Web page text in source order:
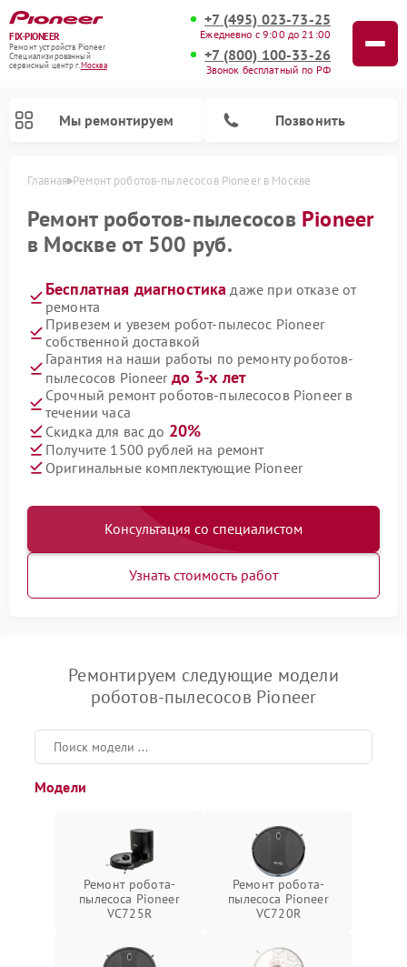
FIX-PIONEER
Ремонт устройств Pioneer
Специализированный
cервисный центр г.Москва
+7 (495) 023-73-25
Ежедневно с 9:00 до 21:00
+7 (800) 100-33-26
Звонок бесплатный по РФ
Мы ремонтируем Позвонить
Главная Ремонт роботов-пылесосов Pioneer в Москве
Ремонт роботов-пылесосов Pioneer
в Москве от 500 руб.
Бесплатная диагностика даже при отказе от
ремонта
Привезем и увезем робот-пылесос Pioneer
собственной доставкой
Гарантия на наши работы по ремонту роботов-
пылесосов Pioneer до 3-х лет
Срочный ремонт роботов-пылесосов Pioneer в
течении часа
Скидка для вас до 20%
Получите 1500 рублей на ремонт
Оригинальные комплектующие Pioneer
Консультация со специалистом
Узнать стоимость работ
Ремонтируем следующие модели
роботов-пылесосов Pioneer
Модели
Ремонт робота-
пылесоса Pioneer
VC725R
Ремонт робота-
пылесоса Pioneer
VC720R